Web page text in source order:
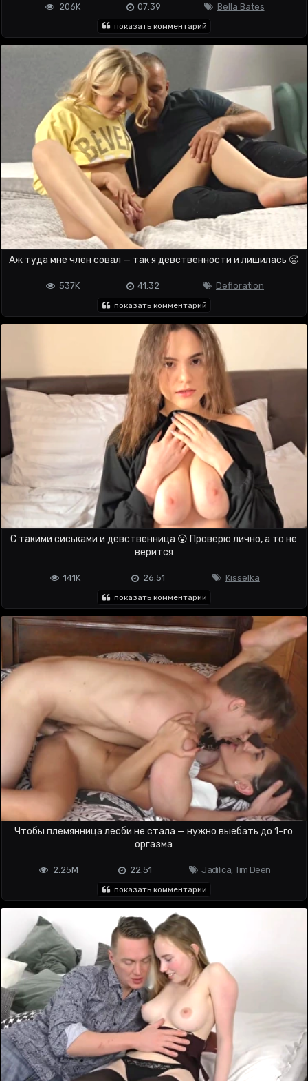
Bella Bates
07:39
206K
показать комментарий
Аж туда мне член совал — так я девственности и лишилась 🥵
Defloration
41:32
537K
показать комментарий
С такими сиськами и девственница 😮 Проверю лично, а то не
верится
Kisselka
26:51
141K
показать комментарий
Чтобы племянница лесби не стала — нужно выебать до 1-го
оргазма
Jadilica, Tim Deen
22:51
2.25M
показать комментарий